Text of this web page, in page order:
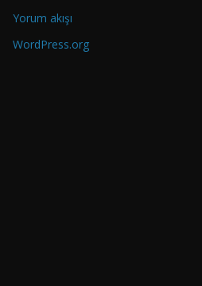
ı
Yorum akışı
WordPress.org